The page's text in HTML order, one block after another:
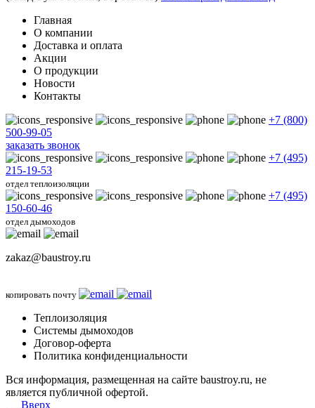
Главная
О компании
Доставка и оплата
Акции
О продукции
Новости
Контакты
+7 (800)
500-99-05
заказать звонок
+7 (495)
215-19-53
отдел теплоизоляции
+7 (495)
150-60-46
отдел дымоходов
zakaz@baustroy.ru
копировать почту
Теплоизоляция
Системы дымоходов
Договор-оферта
Политика конфиденциальности
Вся информация, размещенная на сайте baustroy.ru, не
является публичной офертой.
Вверх